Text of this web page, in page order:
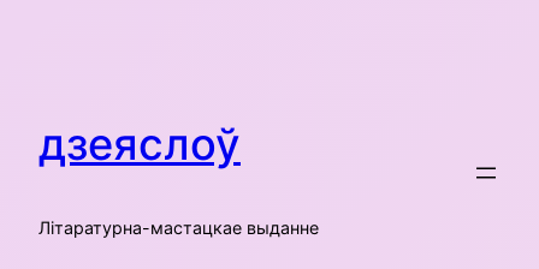
дзеяслоў
Літаратурна-мастацкае выданне